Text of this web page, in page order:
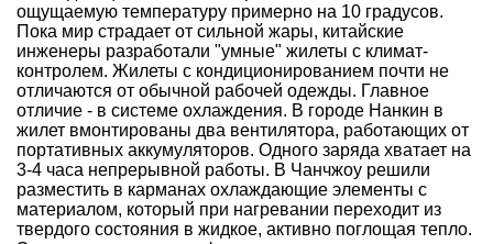
ощущаемую температуру примерно на 10 градусов.
Пока мир страдает от сильной жары, китайские
инженеры разработали "умные" жилеты с климат-
контролем. Жилеты с кондиционированием почти не
отличаются от обычной рабочей одежды. Главное
отличие - в системе охлаждения. В городе Нанкин в
жилет вмонтированы два вентилятора, работающих от
портативных аккумуляторов. Одного заряда хватает на
3-4 часа непрерывной работы. В Чанчжоу решили
разместить в карманах охлаждающие элементы с
материалом, который при нагревании переходит из
твердого состояния в жидкое, активно поглощая тепло.